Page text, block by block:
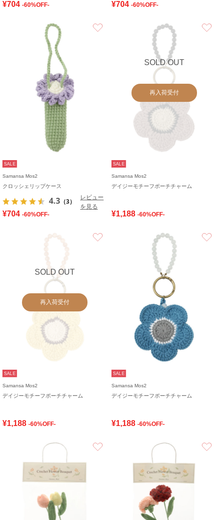
¥704 -60%OFF-
¥704 -60%OFF-
SALE
Samansa Mos2
クロッシェリップケース
4.3 （3）
レビュー
を見る
¥704 -60%OFF-
SOLD OUT
再入荷受付
SALE
Samansa Mos2
デイジーモチーフポーチチャーム
¥1,188 -60%OFF-
SOLD OUT
再入荷受付
SALE
Samansa Mos2
デイジーモチーフポーチチャーム
¥1,188 -60%OFF-
SALE
Samansa Mos2
デイジーモチーフポーチチャーム
¥1,188 -60%OFF-